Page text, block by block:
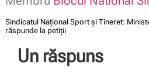
Sindicatul Național Sport și Tineret:
răspunde la petiții
Un răspuns